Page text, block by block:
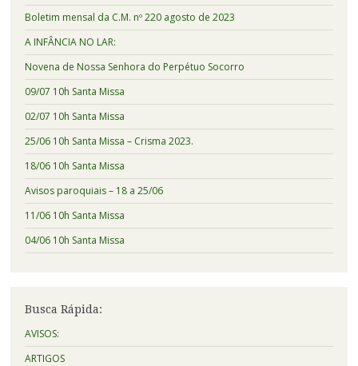
Boletim mensal da C.M. nº 220 agosto de 2023
A INFÂNCIA NO LAR:
Novena de Nossa Senhora do Perpétuo Socorro
09/07 10h Santa Missa
02/07 10h Santa Missa
25/06 10h Santa Missa – Crisma 2023.
18/06 10h Santa Missa
Avisos paroquiais – 18 a 25/06
11/06 10h Santa Missa
04/06 10h Santa Missa
Busca Rápida:
AVISOS:
ARTIGOS